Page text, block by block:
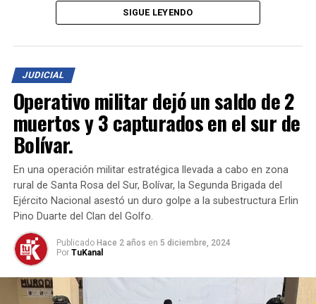
Las investigaciones revelaron que aceites en pésimo
alteraban su calidad, para luego ser distribuidos como
productos de
empaques y sellos diseñados para aparentar
autenticidad.
Los productos falsificados estaban siendo
comercializados en diferentes ciudades del país. Un juez
de control de garantías avaló las diligencias y los
elementos incautados, mientras las investigaciones
avanzan para imputar cargos por los delitos de
usurpación de derechos de propiedad industrial
alteración de calidad, cantidad, peso o medida
Este golpe representa un importante avance en la lucha
contra el comercio ilegal que pone en riesgo la
seguridad de los consumidores y afecta la economía del
SIGUE LEYENDO
JUDICIAL
Operativo militar dejó un saldo de 2
muertos y 3 capturados en el sur de
Bolívar.
En una operación militar estratégica llevada a cabo en zona
rural de Santa Rosa del Sur, Bolívar, la Segunda Brigada del
Ejército Nacional asestó un duro golpe a la subestructura Erlin
Pino Duarte del Clan del Golfo.
Publicado Hace 2 años en 5 diciembre, 2024
Por TuKanal